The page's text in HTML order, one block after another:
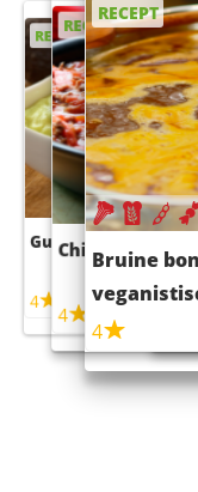
RECEPT
Guacamole
4
RECEPT
Chili con carne
4
RECEPT
Bruine
4